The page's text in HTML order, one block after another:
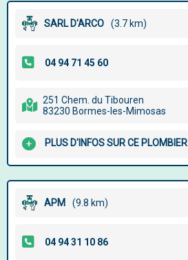
SARL D'ARCO (3.7 km)
251 Chem. du Tibouren
83230 Bormes-les-Mimosas
PLUS D'INFOS SUR CE PLOMBIER
APM (9.8 km)